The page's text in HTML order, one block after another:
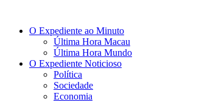
O Expediente ao Minuto
Última Hora Macau
Última Hora Mundo
O Expediente Noticioso
Política
Sociedade
Economia